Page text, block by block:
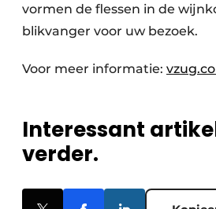
vormen de flessen in de
blikvanger voor uw bezoek.
Voor meer informatie:
Interessant
verder.